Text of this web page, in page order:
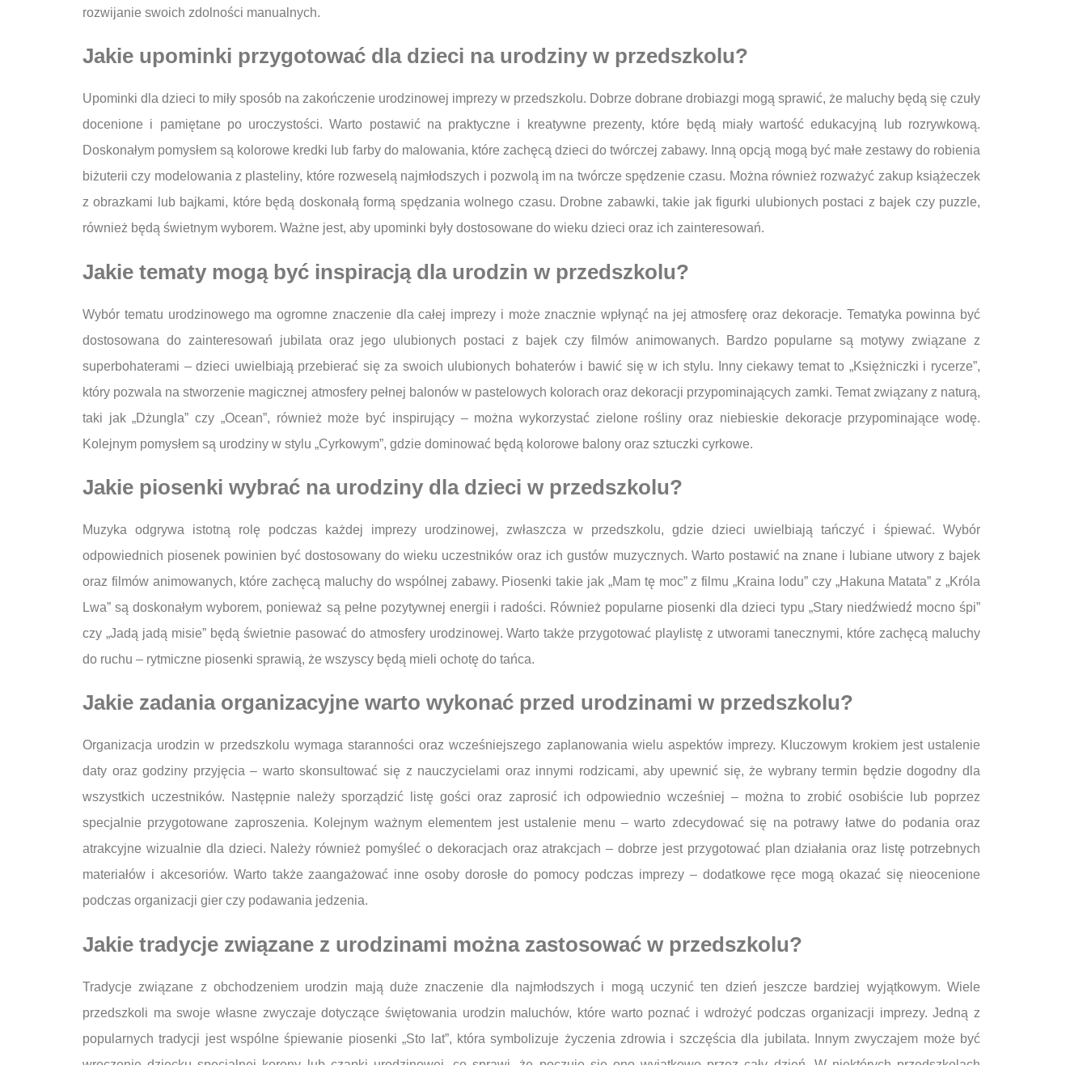
rozwijanie swoich zdolności manualnych.
Jakie upominki przygotować dla dzieci na urodziny w przedszkolu?
Upominki dla dzieci to miły sposób na zakończenie urodzinowej imprezy w przedszkolu. Dobrze dobrane drobiazgi mogą sprawić, że maluchy będą się czuły
docenione i pamiętane po uroczystości. Warto postawić na praktyczne i kreatywne prezenty, które będą miały wartość edukacyjną lub rozrywkową.
Doskonałym pomysłem są kolorowe kredki lub farby do malowania, które zachęcą dzieci do twórczej zabawy. Inną opcją mogą być małe zestawy do robienia
biżuterii czy modelowania z plasteliny, które rozweselą najmłodszych i pozwolą im na twórcze spędzenie czasu. Można również rozważyć zakup książeczek
z obrazkami lub bajkami, które będą doskonałą formą spędzania wolnego czasu. Drobne zabawki, takie jak figurki ulubionych postaci z bajek czy puzzle,
również będą świetnym wyborem. Ważne jest, aby upominki były dostosowane do wieku dzieci oraz ich zainteresowań.
Jakie tematy mogą być inspiracją dla urodzin w przedszkolu?
Wybór tematu urodzinowego ma ogromne znaczenie dla całej imprezy i może znacznie wpłynąć na jej atmosferę oraz dekoracje. Tematyka powinna być
dostosowana do zainteresowań jubilata oraz jego ulubionych postaci z bajek czy filmów animowanych. Bardzo popularne są motywy związane z
superbohaterami – dzieci uwielbiają przebierać się za swoich ulubionych bohaterów i bawić się w ich stylu. Inny ciekawy temat to „Księżniczki i rycerze”,
który pozwala na stworzenie magicznej atmosfery pełnej balonów w pastelowych kolorach oraz dekoracji przypominających zamki. Temat związany z naturą,
taki jak „Dżungla” czy „Ocean”, również może być inspirujący – można wykorzystać zielone rośliny oraz niebieskie dekoracje przypominające wodę.
Kolejnym pomysłem są urodziny w stylu „Cyrkowym”, gdzie dominować będą kolorowe balony oraz sztuczki cyrkowe.
Jakie piosenki wybrać na urodziny dla dzieci w przedszkolu?
Muzyka odgrywa istotną rolę podczas każdej imprezy urodzinowej, zwłaszcza w przedszkolu, gdzie dzieci uwielbiają tańczyć i śpiewać. Wybór
odpowiednich piosenek powinien być dostosowany do wieku uczestników oraz ich gustów muzycznych. Warto postawić na znane i lubiane utwory z bajek
oraz filmów animowanych, które zachęcą maluchy do wspólnej zabawy. Piosenki takie jak „Mam tę moc” z filmu „Kraina lodu” czy „Hakuna Matata” z „Króla
Lwa” są doskonałym wyborem, ponieważ są pełne pozytywnej energii i radości. Również popularne piosenki dla dzieci typu „Stary niedźwiedź mocno śpi”
czy „Jadą jadą misie” będą świetnie pasować do atmosfery urodzinowej. Warto także przygotować playlistę z utworami tanecznymi, które zachęcą maluchy
do ruchu – rytmiczne piosenki sprawią, że wszyscy będą mieli ochotę do tańca.
Jakie zadania organizacyjne warto wykonać przed urodzinami w przedszkolu?
Organizacja urodzin w przedszkolu wymaga staranności oraz wcześniejszego zaplanowania wielu aspektów imprezy. Kluczowym krokiem jest ustalenie
daty oraz godziny przyjęcia – warto skonsultować się z nauczycielami oraz innymi rodzicami, aby upewnić się, że wybrany termin będzie dogodny dla
wszystkich uczestników. Następnie należy sporządzić listę gości oraz zaprosić ich odpowiednio wcześniej – można to zrobić osobiście lub poprzez
specjalnie przygotowane zaproszenia. Kolejnym ważnym elementem jest ustalenie menu – warto zdecydować się na potrawy łatwe do podania oraz
atrakcyjne wizualnie dla dzieci. Należy również pomyśleć o dekoracjach oraz atrakcjach – dobrze jest przygotować plan działania oraz listę potrzebnych
materiałów i akcesoriów. Warto także zaangażować inne osoby dorosłe do pomocy podczas imprezy – dodatkowe ręce mogą okazać się nieocenione
podczas organizacji gier czy podawania jedzenia.
Jakie tradycje związane z urodzinami można zastosować w przedszkolu?
Tradycje związane z obchodzeniem urodzin mają duże znaczenie dla najmłodszych i mogą uczynić ten dzień jeszcze bardziej wyjątkowym. Wiele
przedszkoli ma swoje własne zwyczaje dotyczące świętowania urodzin maluchów, które warto poznać i wdrożyć podczas organizacji imprezy. Jedną z
popularnych tradycji jest wspólne śpiewanie piosenki „Sto lat”, która symbolizuje życzenia zdrowia i szczęścia dla jubilata. Innym zwyczajem może być